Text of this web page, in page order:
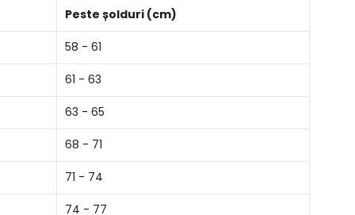
Peste șolduri (cm)
58 - 61
61 - 63
63 - 65
68 - 71
71 - 74
74 - 77